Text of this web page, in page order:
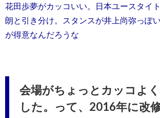
花田歩夢がカッコいい。日本ユースタイ
朗と引き分け。スタンスが井上尚弥っぽ
が得意なんだろうな
会場がちょっとカッコよ
した。って、2016年に改